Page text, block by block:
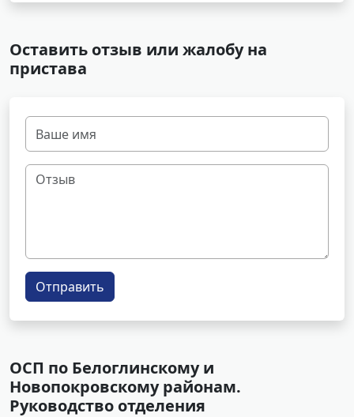
Оставить отзыв или жалобу на
пристава
Отправить
ОСП по Белоглинскому и
Новопокровскому районам.
Руководство отделения